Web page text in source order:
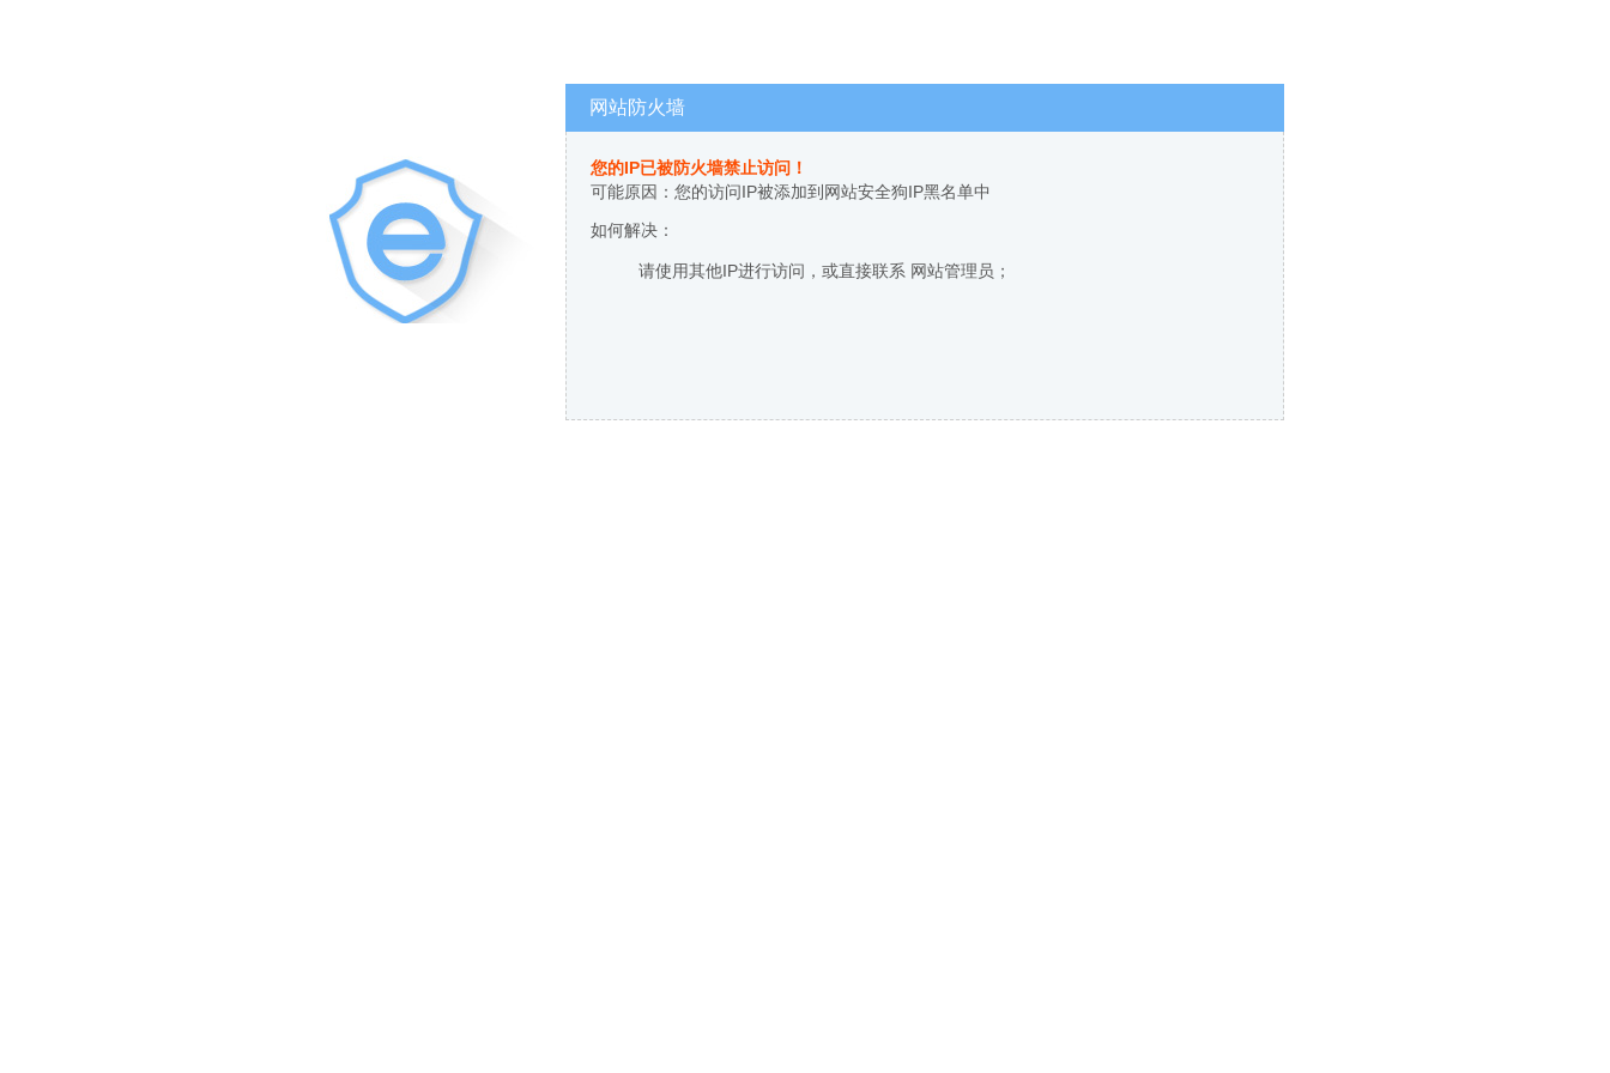
网站防火墙
您的IP已被防火墙禁止访问！
可能原因：您的访问IP被添加到网站安全狗IP黑名单中
如何解决：
请使用其他IP进行访问，或直接联系 网站管理员；